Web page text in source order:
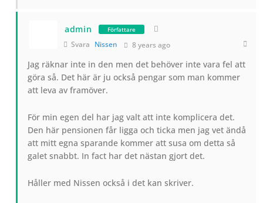
admin Författare
Svara Nissen 8 years ago
Jag räknar inte in den men det behöver inte vara fel att
göra så. Det här är ju också pengar som man kommer
att leva av framöver.
För min egen del har jag valt att inte komplicera det.
Den här pensionen får ligga och ticka men jag vet ändå
att mitt egna sparande kommer att susa om detta så
galet snabbt. In fact har det nästan gjort det.
Håller med Nissen också i det kan skriver.